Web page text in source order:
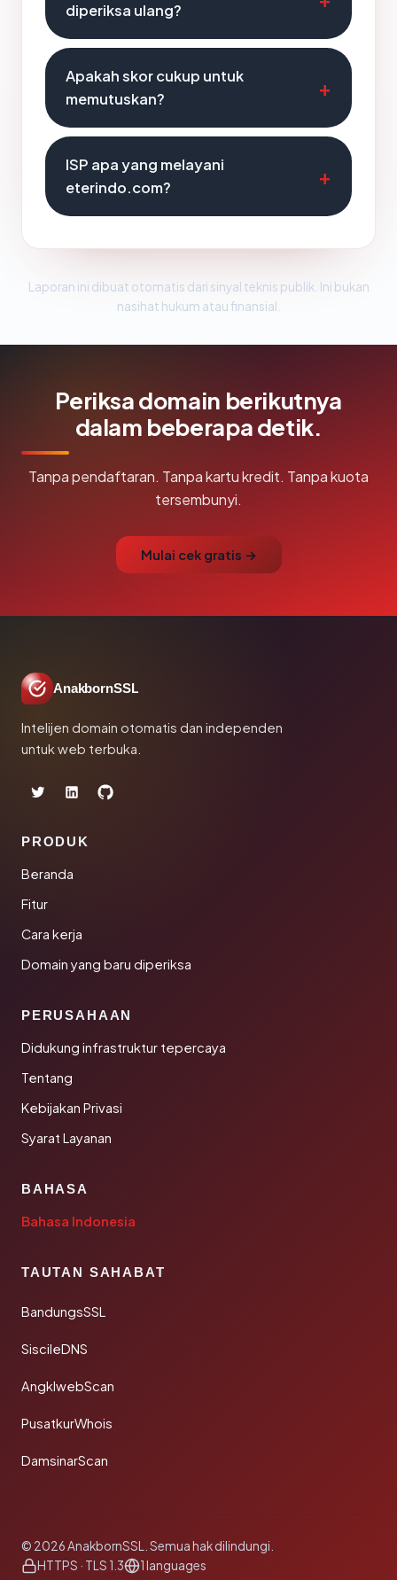
diperiksa ulang?
Apakah skor cukup untuk
memutuskan?
ISP apa yang melayani
eterindo.com?
Laporan ini dibuat otomatis dari sinyal teknis publik. Ini bukan
nasihat hukum atau finansial.
Periksa domain berikutnya
dalam beberapa detik.
Tanpa pendaftaran. Tanpa kartu kredit. Tanpa kuota
tersembunyi.
Mulai cek gratis →
AnakbornSSL
Intelijen domain otomatis dan independen
untuk web terbuka.
PRODUK
Beranda
Fitur
Cara kerja
Domain yang baru diperiksa
PERUSAHAAN
Didukung infrastruktur tepercaya
Tentang
Kebijakan Privasi
Syarat Layanan
BAHASA
Bahasa Indonesia
TAUTAN SAHABAT
BandungsSSL
SiscileDNS
AngklwebScan
PusatkurWhois
DamsinarScan
© 2026 AnakbornSSL. Semua hak dilindungi.
HTTPS · TLS 1.3
1 languages